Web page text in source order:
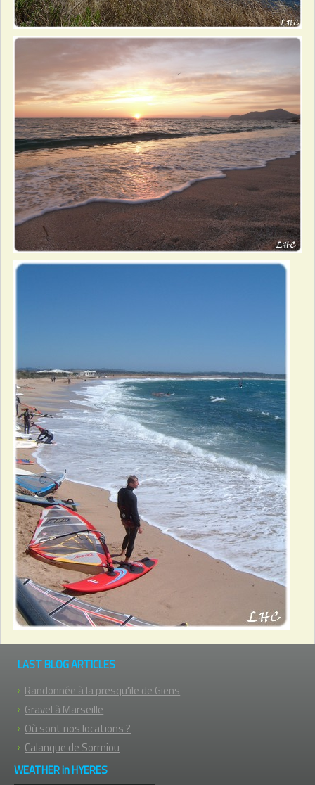
LAST BLOG ARTICLES
Randonnée à la presqu'île de Giens
Gravel à Marseille
Où sont nos locations ?
Calanque de Sormiou
WEATHER in HYERES